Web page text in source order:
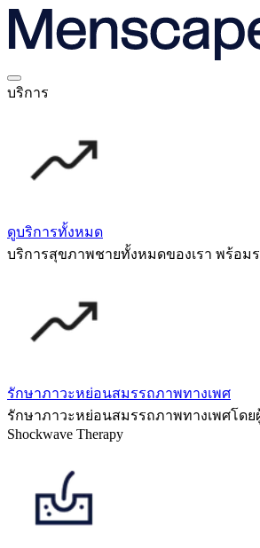
บริการ
ดูบริการทั้งหมด
บริการสุขภาพชายทั้งหมดของเรา พร้อม
รักษาภาวะหย่อนสมรรถภาพทางเพศ
รักษาภาวะหย่อนสมรรถภาพทางเพศโดย
Shockwave Therapy